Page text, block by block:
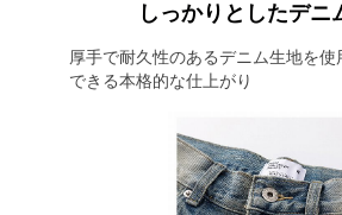
しっかりとしたデニ
厚手で耐久性のあるデニム生地を使
できる本格的な仕上がり